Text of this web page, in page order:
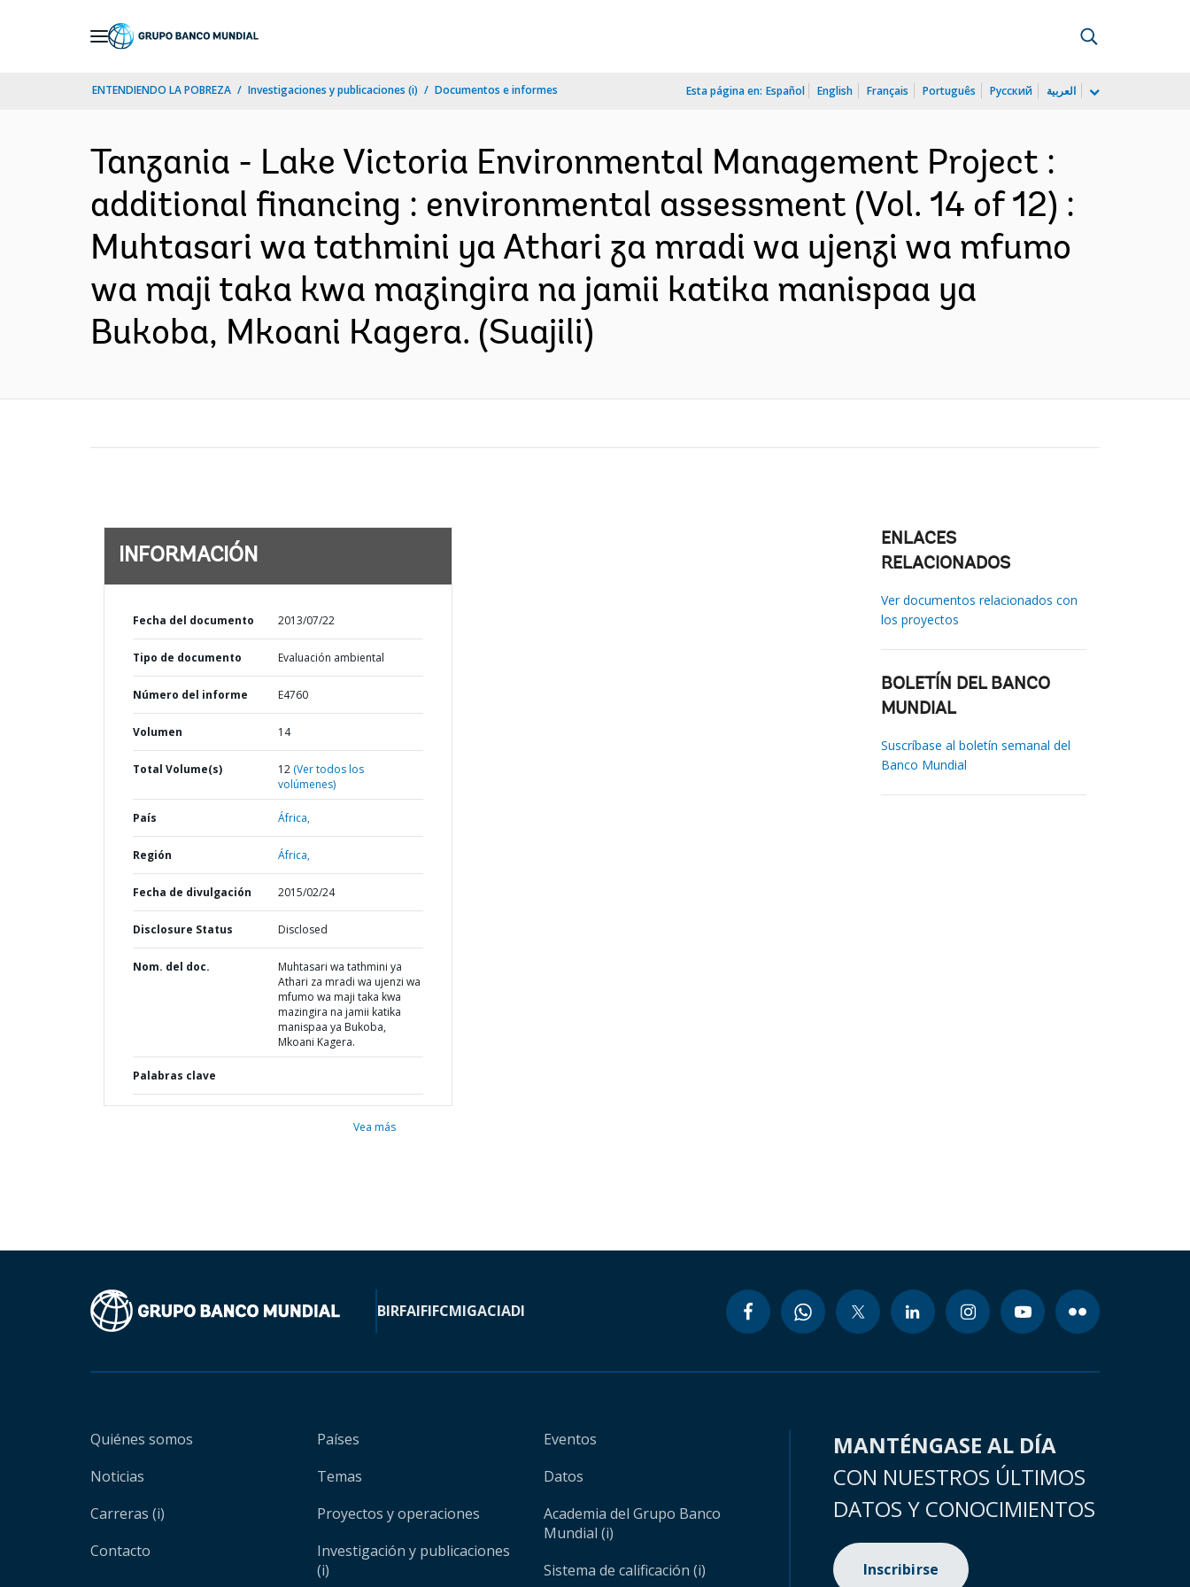
ENTENDIENDO LA POBREZA Investigaciones y publicaciones (i) Documentos e informes Esta página en: Español English Français Português Русский العربية
Tanzania - Lake Victoria Environmental Management Project :
additional financing : environmental assessment (Vol. 14 of 12) :
Muhtasari wa tathmini ya Athari za mradi wa ujenzi wa mfumo
wa maji taka kwa mazingira na jamii katika manispaa ya
Bukoba, Mkoani Kagera. (Suajili)
INFORMACIÓN
Fecha del documento 2013/07/22
Tipo de documento Evaluación ambiental
Número del informe E4760
Volumen 14
Total Volume(s) 12 (Ver todos los
volúmenes)
País África,
Región África,
Fecha de divulgación 2015/02/24
Disclosure Status Disclosed
Nom. del doc.
Muhtasari wa tathmini ya
Athari za mradi wa ujenzi wa
mfumo wa maji taka kwa
mazingira na jamii katika
manispaa ya Bukoba,
Mkoani Kagera.
Palabras clave
Vea más
ENLACES
RELACIONADOS
Ver documentos relacionados con
los proyectos
BOLETÍN DEL BANCO
MUNDIAL
Suscríbase al boletín semanal del
Banco Mundial
BIRFAIFIFCMIGACIADI
Quiénes somos
Noticias
Carreras (i)
Contacto
Países
Temas
Proyectos y operaciones
Investigación y publicaciones
(i)
Eventos
Datos
Academia del Grupo Banco
Mundial (i)
Sistema de calificación (i)
MANTÉNGASE AL DÍA
CON NUESTROS ÚLTIMOS
DATOS Y CONOCIMIENTOS
Inscribirse